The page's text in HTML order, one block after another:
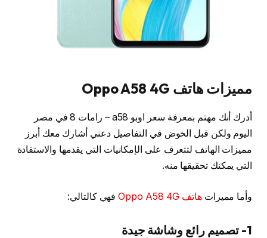
مميزات هاتف Oppo A58 4G
أدرك أنك مهتم بمعرفة سعر اوبو a58 – رامات 8 في مصر
اليوم ولكن قبل الخوض في التفاصيل دعني أشارك معك أبرز
مميزات الهاتف لتتعرف على الإمكانيات التي يقدمها والاستفادة
التي يمكنك تحقيقها منه.
وأما مميزاتهاتف Oppo A58 4G فهي كالتالي:
1- تصميم رائع وشاشة جيدة